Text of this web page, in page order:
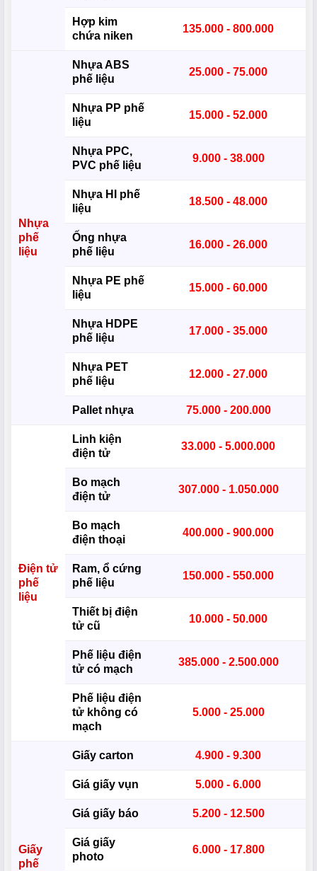
Hợp kim
chứa niken
135.000 - 800.000
Nhựa
phế
liệu
Nhựa ABS
phế liệu
25.000 - 75.000
Nhựa PP phế
liệu
15.000 - 52.000
Nhựa PPC,
PVC phế liệu
9.000 - 38.000
Nhựa HI phế
liệu
18.500 - 48.000
Ống nhựa
phế liệu
16.000 - 26.000
Nhựa PE phế
liệu
15.000 - 60.000
Nhựa HDPE
phế liệu
17.000 - 35.000
Nhựa PET
phế liệu
12.000 - 27.000
Pallet nhựa 75.000 - 200.000
Điện tử
phế
liệu
Linh kiện
điện tử
33.000 - 5.000.000
Bo mạch
điện tử
307.000 - 1.050.000
Bo mạch
điện thoại
400.000 - 900.000
Ram, ổ cứng
phế liệu
150.000 - 550.000
Thiết bị điện
tử cũ
10.000 - 50.000
Phế liệu điện
tử có mạch
385.000 - 2.500.000
Phế liệu điện
tử không có
mạch
5.000 - 25.000
Giấy
phế
Giấy carton 4.900 - 9.300
Giá giấy vụn 5.000 - 6.000
Giá giấy báo 5.200 - 12.500
Giá giấy
photo
6.000 - 17.800